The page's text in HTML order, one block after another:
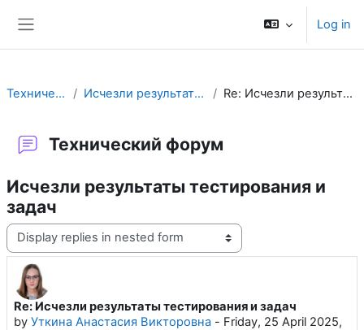
Log in
Технический форум Исчезли результаты тестирования и задач Re: Исчезли результаты тестирования и задач
Технический форум
Исчезли результаты тестирования и
задач
Display mode
Re: Исчезли результаты тестирования и задач
by Уткина Анастасия Викторовна - Friday, 25 April 2025,
Number of replies: 0